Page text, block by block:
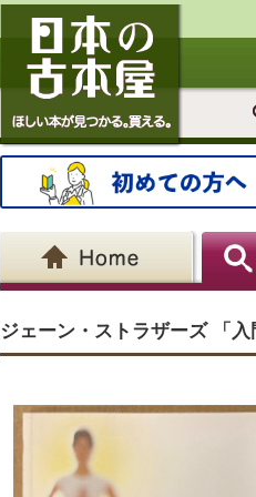
ジェーン・ストラザーズ